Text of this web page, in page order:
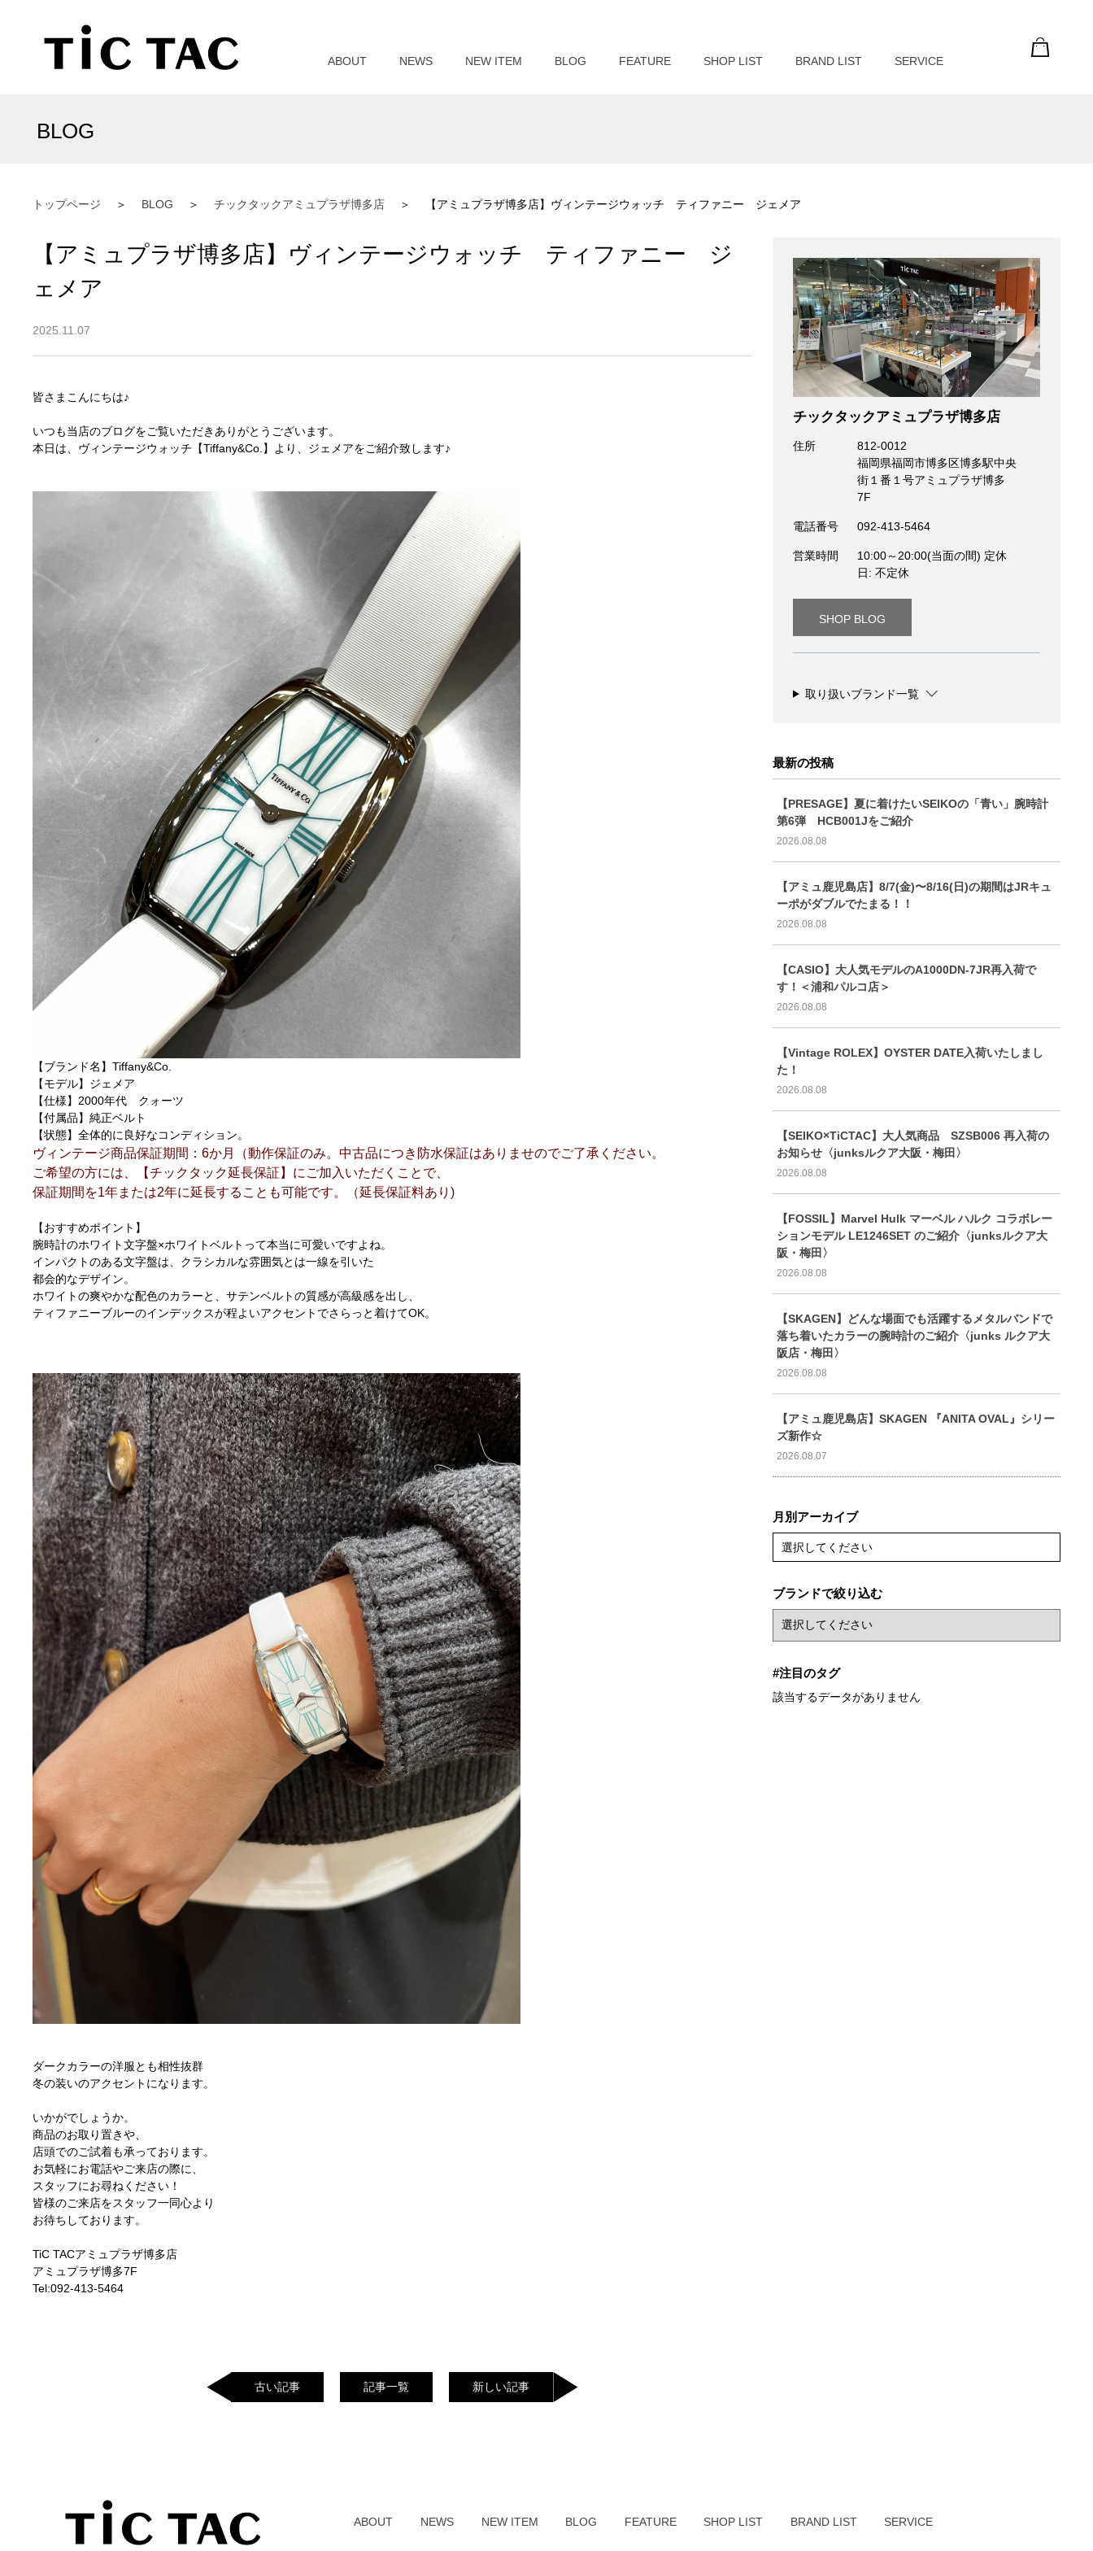
ABOUT NEWS NEW ITEM BLOG FEATURE SHOP LIST BRAND LIST SERVICE
トップページ BLOG チックタックアミュプラザ博多店 【アミュプラザ博多店】ヴィンテージウォッチ ティファニー ジェメア
BLOG
【アミュプラザ博多店】ヴィンテージウォッチ ティファニー ジ
ェメア
2025.11.07
皆さまこんにちは♪
いつも当店のブログをご覧いただきありがとうございます。
本日は、ヴィンテージウォッチ【Tiffany&Co.】より、ジェメアをご紹介致します♪
【ブランド名】Tiffany&Co.
【モデル】ジェメア
【仕様】2000年代 クォーツ
【付属品】純正ベルト
【状態】全体的に良好なコンディション。
ヴィンテージ商品保証期間：6か月（動作保証のみ。中古品につき防水保証はありませのでご了承ください。
ご希望の方には、【チックタック延長保証】にご加入いただくことで、
保証期間を1年または2年に延長することも可能です。（延長保証料あり)
【おすすめポイント】
腕時計のホワイト文字盤×ホワイトベルトって本当に可愛いですよね。
インパクトのある文字盤は、クラシカルな雰囲気とは一線を引いた
都会的なデザイン。
ホワイトの爽やかな配色のカラーと、サテンベルトの質感が高級感を出し、
ティファニーブルーのインデックスが程よいアクセントでさらっと着けてOK。
ダークカラーの洋服とも相性抜群
冬の装いのアクセントになります。
いかがでしょうか。
商品のお取り置きや、
店頭でのご試着も承っております。
お気軽にお電話やご来店の際に、
スタッフにお尋ねください！
皆様のご来店をスタッフ一同心より
お待ちしております。
TiC TACアミュプラザ博多店
アミュプラザ博多7F
Tel:092-413-5464
古い記事 記事一覧 新しい記事
チックタックアミュプラザ博多店
住所
812-0012
福岡県福岡市博多区博多駅中央
街１番１号アミュプラザ博多
7F
電話番号 092-413-5464
営業時間
10:00～20:00(当面の間) 定休
日: 不定休
SHOP BLOG
取り扱いブランド一覧
最新の投稿
【PRESAGE】夏に着けたいSEIKOの「青い」腕時計
第6弾 HCB001Jをご紹介
2026.08.08
【アミュ鹿児島店】8/7(金)〜8/16(日)の期間はJRキュ
ーポがダブルでたまる！！
2026.08.08
【CASIO】大人気モデルのA1000DN-7JR再入荷で
す！＜浦和パルコ店＞
2026.08.08
【Vintage ROLEX】OYSTER DATE入荷いたしまし
た！
2026.08.08
【SEIKO×TiCTAC】大人気商品 SZSB006 再入荷の
お知らせ〈junksルクア大阪・梅田〉
2026.08.08
【FOSSIL】Marvel Hulk マーベル ハルク コラボレー
ションモデル LE1246SET のご紹介〈junksルクア大
阪・梅田〉
2026.08.08
【SKAGEN】どんな場面でも活躍するメタルバンドで
落ち着いたカラーの腕時計のご紹介〈junks ルクア大
阪店・梅田〉
2026.08.08
【アミュ鹿児島店】SKAGEN 『ANITA OVAL』シリー
ズ新作☆
2026.08.07
月別アーカイブ
選択してください
ブランドで絞り込む
#注目のタグ
該当するデータがありません
ABOUT NEWS NEW ITEM BLOG FEATURE SHOP LIST BRAND LIST SERVICE